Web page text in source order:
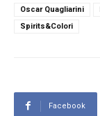
Oscar Quagliarini
Spirits&Colori
Facebook